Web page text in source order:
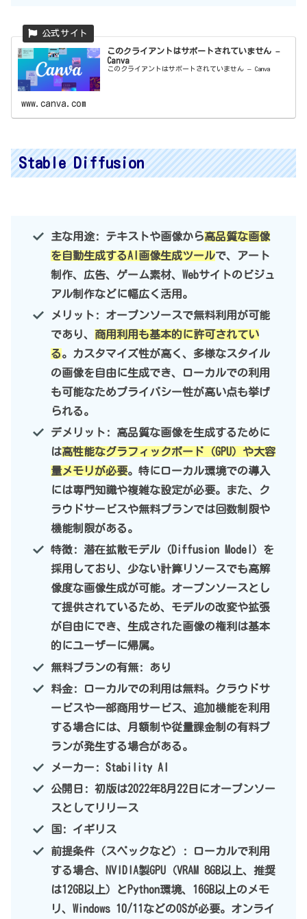
このクライアントはサポートされていません –
Canva
このクライアントはサポートされていません – Canva
www.canva.com
Stable Diffusion
主な用途: テキストや画像から高品質な画像
を自動生成するAI画像生成ツールで、アート
制作、広告、ゲーム素材、Webサイトのビジュ
アル制作などに幅広く活用。
メリット: オープンソースで無料利用が可能
であり、 商用利用も基本的に許可されてい
る。カスタマイズ性が高く、多様なスタイル
の画像を自由に生成でき、ローカルでの利用
も可能なためプライバシー性が高い点も挙げ
られる。
デメリット: 高品質な画像を生成するために
は高性能なグラフィックボード（GPU）や大容
量メモリが必要。特にローカル環境での導入
には専門知識や複雑な設定が必要。また、ク
ラウドサービスや無料プランでは回数制限や
機能制限がある。
特徴: 潜在拡散モデル（Diffusion Model）を
採用しており、少ない計算リソースでも高解
像度な画像生成が可能。オープンソースとし
て提供されているため、モデルの改変や拡張
が自由にでき、生成された画像の権利は基本
的にユーザーに帰属。
無料プランの有無: あり
料金: ローカルでの利用は無料。クラウドサ
ービスや一部商用サービス、追加機能を利用
する場合には、月額制や従量課金制の有料プ
ランが発生する場合がある。
メーカー: Stability AI
公開日: 初版は2022年8月22日にオープンソー
スとしてリリース
国: イギリス
前提条件（スペックなど）: ローカルで利用
する場合、NVIDIA製GPU（VRAM 8GB以上、推奨
は12GB以上）とPython環境、16GB以上のメモ
リ、Windows 10/11などのOSが必要。オンライ